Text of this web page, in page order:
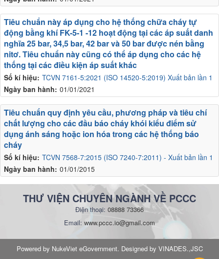
Số kí hiệu: TCVN 7161-5:2021 (ISO 14520-5:2019) Xuất bản lần 1
Ngày ban hành: 01/01/2021
Tiêu chuẩn này áp dụng cho hệ thống chữa cháy tự
động bằng khí FK-5-1 -12 hoạt động tại các áp suất danh
nghĩa 25 bar, 34,5 bar, 42 bar và 50 bar được nén bằng
nitơ. Tiêu chuẩn này cũng có thể áp dụng cho các hệ
thống tại các điều kiện áp suất khác
Số kí hiệu: TCVN 7568-7:2015 (ISO 7240-7:2011) - Xuất bản lần 1
Ngày ban hành: 01/01/2015
Tiêu chuẩn quy định yêu cầu, phương pháp và tiêu chí
chất lượng cho các đầu báo cháy khói kiểu điểm sử
dụng ánh sáng hoặc ion hóa trong các hệ thống báo
cháy
THƯ VIỆN CHUYÊN NGÀNH VỀ PCCC
Điện thoại: 08888 73366
Email: www.pccc.io@gmail.com
Powered by NukeViet eGovernment. Designed by VINADES.,JSC